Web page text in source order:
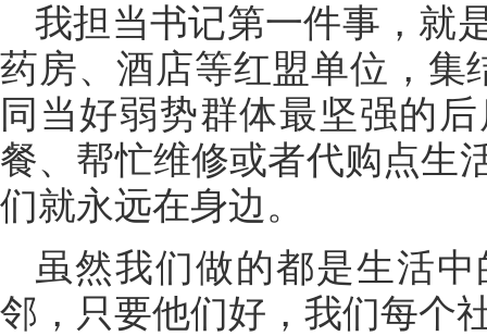
我担当书记第一件事，就
药房、酒店等红盟单位，集
同当好弱势群体最坚强的
餐、帮忙维修或者代购点生
们就永远在身边。
虽然我们做的都是生活
邻，只要他们好，我们每个